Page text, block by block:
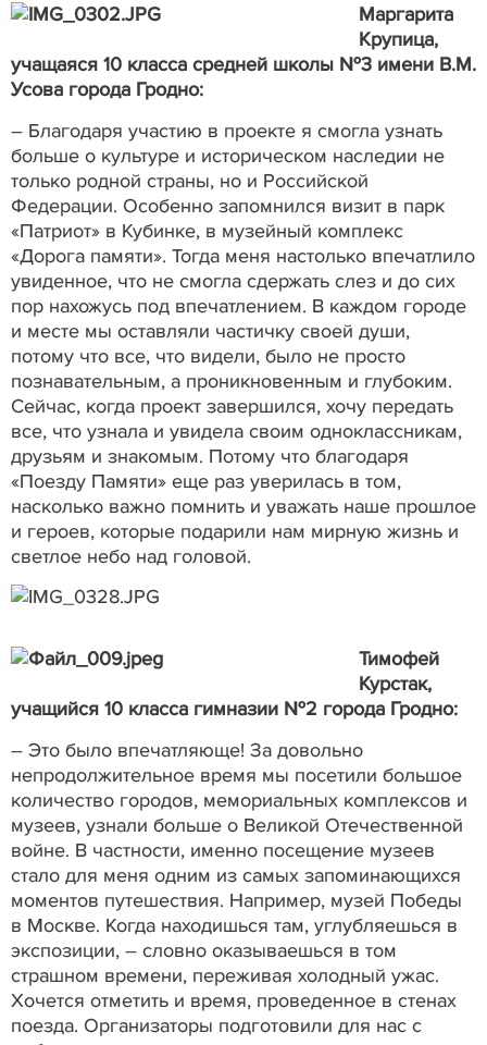
Маргарита
Крупица,
учащаяся 10 класса средней школы №3 имени В.М.
Усова города Гродно:
– Благодаря участию в проекте я смогла узнать
больше о культуре и историческом наследии не
только родной страны, но и Российской
Федерации. Особенно запомнился визит в парк
«Патриот» в Кубинке, в музейный комплекс
«Дорога памяти». Тогда меня настолько впечатлило
увиденное, что не смогла сдержать слез и до сих
пор нахожусь под впечатлением. В каждом городе
и месте мы оставляли частичку своей души,
потому что все, что видели, было не просто
познавательным, а проникновенным и глубоким.
Сейчас, когда проект завершился, хочу передать
все, что узнала и увидела своим одноклассникам,
друзьям и знакомым. Потому что благодаря
«Поезду Памяти» еще раз уверилась в том,
насколько важно помнить и уважать наше прошлое
и героев, которые подарили нам мирную жизнь и
светлое небо над головой.
Тимофей
Курстак,
учащийся 10 класса гимназии №2 города Гродно:
– Это было впечатляюще! За довольно
непродолжительное время мы посетили большое
количество городов, мемориальных комплексов и
музеев, узнали больше о Великой Отечественной
войне. В частности, именно посещение музеев
стало для меня одним из самых запоминающихся
моментов путешествия. Например, музей Победы
в Москве. Когда находишься там, углубляешься в
экспозиции, – словно оказываешься в том
страшном времени, переживая холодный ужас.
Хочется отметить и время, проведенное в стенах
поезда. Организаторы подготовили для нас с